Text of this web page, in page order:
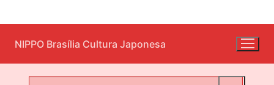
para
o
conteúdo
NIPPO Brasília Cultura Japonesa